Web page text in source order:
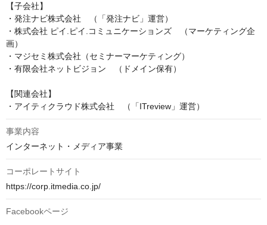
【子会社】
・発注ナビ株式会社　（「発注ナビ」運営）
・株式会社 ピイ.ピイ.コミュニケーションズ　（マーケティング企
画）
・マジセミ株式会社（セミナーマーケティング）
・有限会社ネットビジョン　（ドメイン保有）
【関連会社】
・アイティクラウド株式会社　（「ITreview」運営）
事業内容
インターネット・メディア事業
コーポレートサイト
https://corp.itmedia.co.jp/
Facebookページ